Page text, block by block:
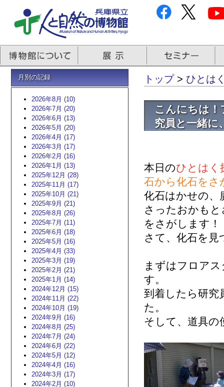
月別の記録
2026年8月 (10)
2026年7月 (20)
2026年6月 (13)
2026年5月 (20)
2026年4月 (17)
2026年3月 (17)
2026年2月 (16)
2026年1月 (13)
2025年12月 (28)
2025年11月 (17)
2025年10月 (21)
2025年9月 (21)
2025年8月 (26)
2025年7月 (11)
2025年6月 (18)
2025年5月 (16)
2025年4月 (33)
2025年3月 (19)
2025年2月 (21)
2025年1月 (14)
2024年12月 (15)
2024年11月 (22)
2024年10月 (19)
2024年9月 (16)
2024年8月 (25)
2024年7月 (24)
2024年6月 (22)
2024年5月 (12)
2024年4月 (16)
2024年3月 (17)
2024年2月 (10)
トップ> ひとは
こんにちは！
究員と一緒に
本日のひとはく
石から化石をさ
化石はかせの、
さったおかも
をさがします！
さて、化石を
まずはフロア
す。
到着したら研究
た。
そして、道具の